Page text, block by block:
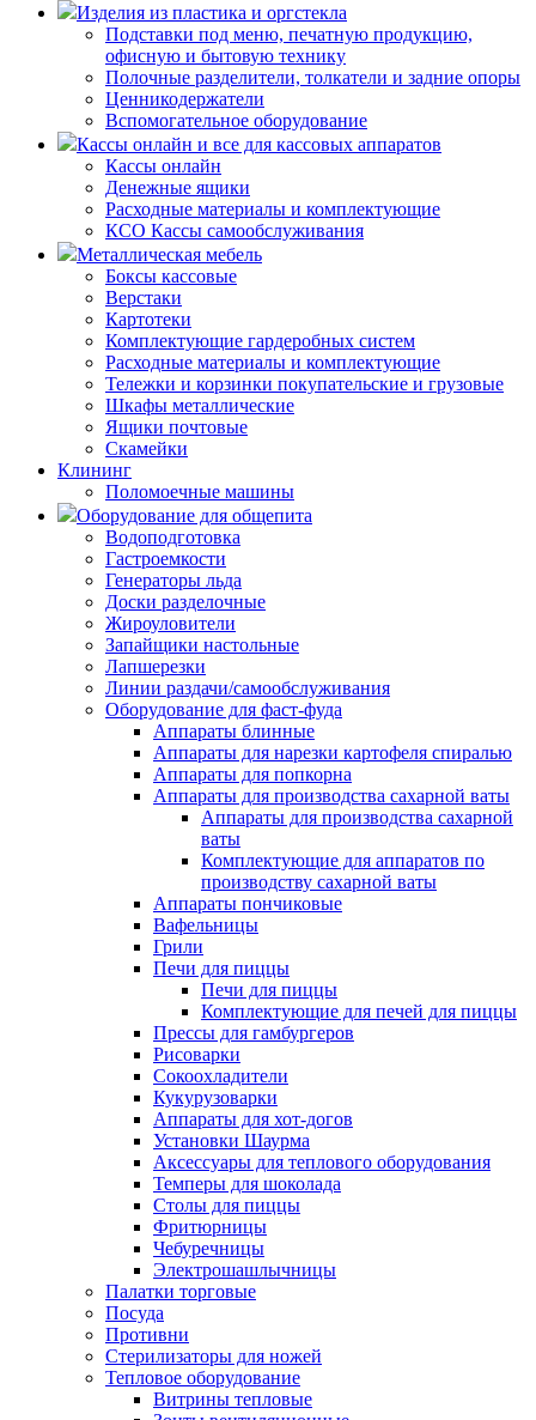
Изделия из пластика и оргстекла
Подставки под меню, печатную продукцию,
офисную и бытовую технику
Полочные разделители, толкатели и задние опоры
Ценникодержатели
Вспомогательное оборудование
Кассы онлайн и все для кассовых аппаратов
Кассы онлайн
Денежные ящики
Расходные материалы и комплектующие
КСО Кассы самообслуживания
Металлическая мебель
Боксы кассовые
Верстаки
Картотеки
Комплектующие гардеробных систем
Расходные материалы и комплектующие
Тележки и корзинки покупательские и грузовые
Шкафы металлические
Ящики почтовые
Скамейки
Клининг
Поломоечные машины
Оборудование для общепита
Водоподготовка
Гастроемкости
Генераторы льда
Доски разделочные
Жироуловители
Запайщики настольные
Лапшерезки
Линии раздачи/самообслуживания
Оборудование для фаст-фуда
Аппараты блинные
Аппараты для нарезки картофеля спиралью
Аппараты для попкорна
Аппараты для производства сахарной ваты
Аппараты для производства сахарной
ваты
Комплектующие для аппаратов по
производству сахарной ваты
Аппараты пончиковые
Вафельницы
Грили
Печи для пиццы
Печи для пиццы
Комплектующие для печей для пиццы
Прессы для гамбургеров
Рисоварки
Сокоохладители
Кукурузоварки
Аппараты для хот-догов
Установки Шаурма
Аксессуары для теплового оборудования
Темперы для шоколада
Столы для пиццы
Фритюрницы
Чебуречницы
Электрошашлычницы
Палатки торговые
Посуда
Противни
Стерилизаторы для ножей
Тепловое оборудование
Витрины тепловые